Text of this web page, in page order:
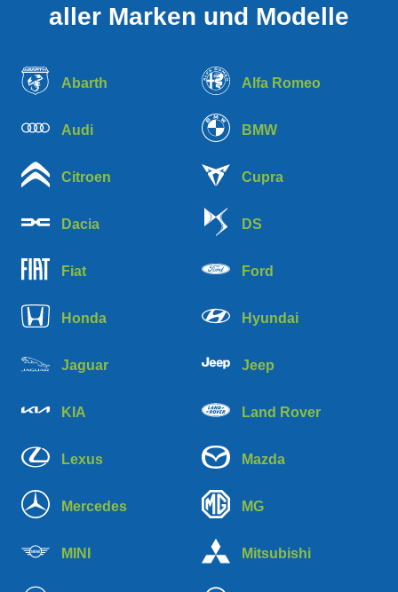
aller Marken und Modelle
Abarth Alfa Romeo
Audi BMW
Citroen Cupra
Dacia DS
Fiat Ford
Honda Hyundai
Jaguar Jeep
KIA Land Rover
Lexus Mazda
Mercedes MG
MINI Mitsubishi